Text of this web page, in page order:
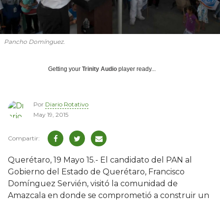
Pancho Domínguez.
Getting your Trinity Audio player ready...
Por Diario Rotativo
May 19, 2015
Querétaro, 19 Mayo 15.- El candidato del PAN al
Gobierno del Estado de Querétaro, Francisco
Domínguez Servién, visitó la comunidad de
Amazcala en donde se comprometió a construir un